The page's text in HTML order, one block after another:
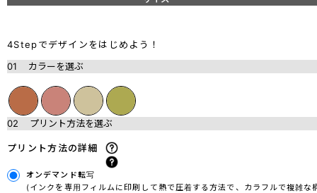
4Stepでデザインをはじめよう！
01
カラーを選ぶ
02 プリント方法を選ぶ
プリント方法の詳細
オンデマンド転写
(インクを専用フィルムに印刷して熱で圧着する方法で、カラフルで複雑な